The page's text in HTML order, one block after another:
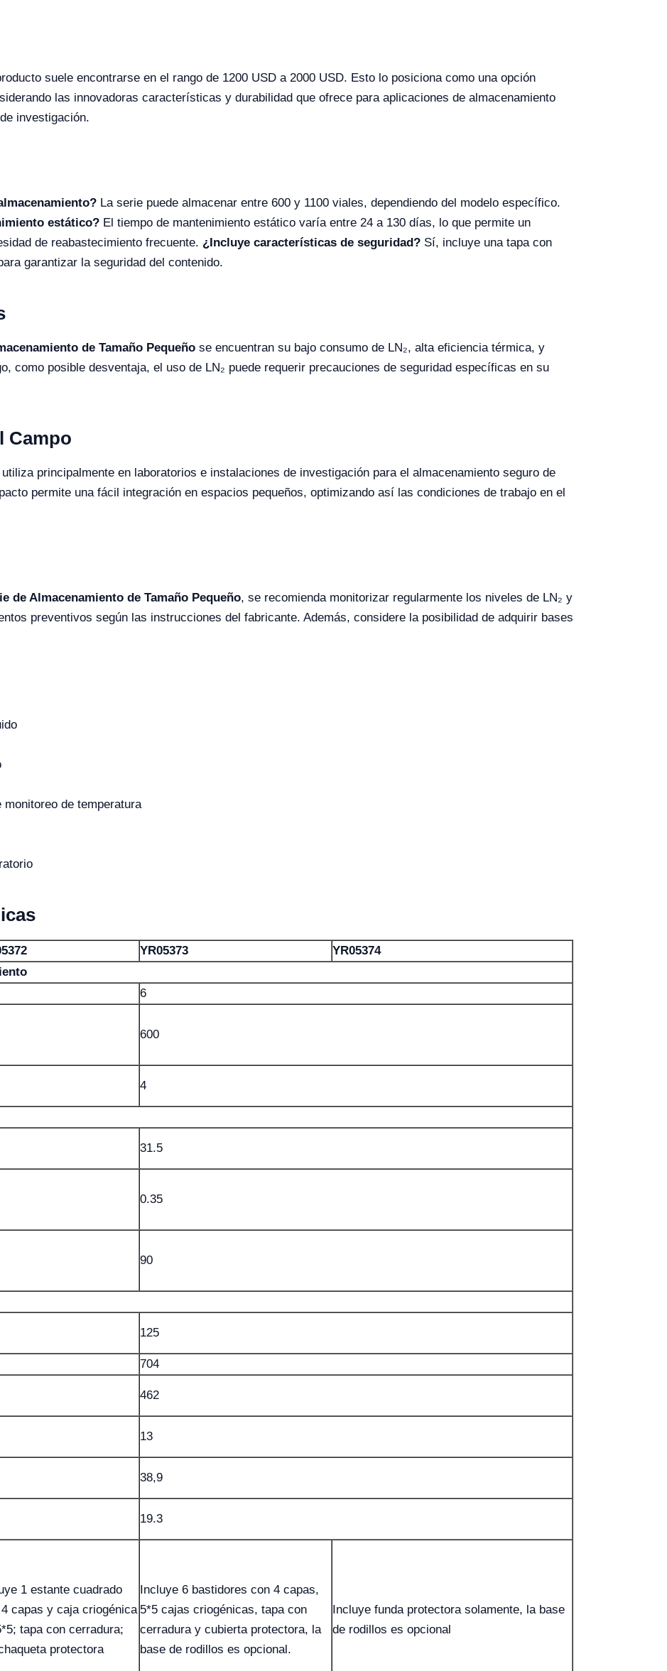
suele encontrarse en el rango de 1200 USD a 2000 USD. Esto lo posiciona como una opción
las innovadoras características y durabilidad que ofrece para aplicaciones de almacenamiento
investigación.
La serie puede almacenar entre 600 y 1100 viales, dependiendo del modelo específico.
estático? El tiempo de mantenimiento estático varía entre 24 a 130 días, lo que permite un
de reabastecimiento frecuente. ¿Incluye características de seguridad? Sí, incluye una tapa con
garantizar la seguridad del contenido.
de Tamaño Pequeño se encuentran su bajo consumo de LN₂, alta eficiencia térmica, y
como posible desventaja, el uso de LN₂ puede requerir precauciones de seguridad específicas en su
Campo
principalmente en laboratorios e instalaciones de investigación para el almacenamiento seguro de
permite una fácil integración en espacios pequeños, optimizando así las condiciones de trabajo en el
de Almacenamiento de Tamaño Pequeño, se recomienda monitorizar regularmente los niveles de LN₂ y
preventivos según las instrucciones del fabricante. Además, considere la posibilidad de adquirir bases
de temperatura
YR05373
YR05374
6
600
4
31.5
0.35
90
125
704
462
13
38,9
19.3
1 estante cuadrado
capas y caja criogénica
tapa con cerradura;
protectora
Incluye 6 bastidores con 4 capas,
5*5 cajas criogénicas, tapa con
cerradura y cubierta protectora, la
base de rodillos es opcional.
Incluye funda protectora solamente, la base
de rodillos es opcional